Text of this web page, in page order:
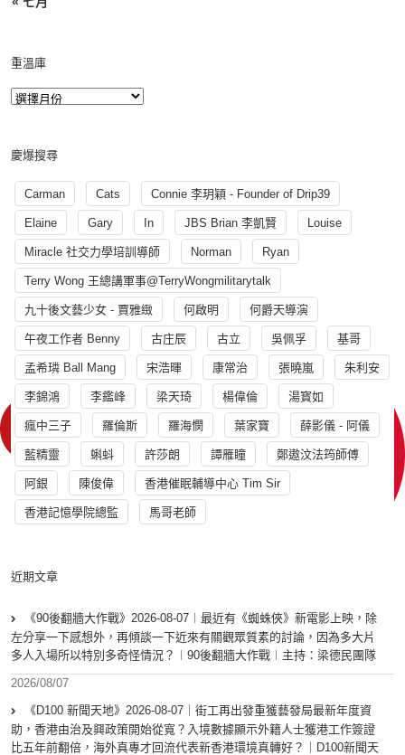
重溫庫
慶爆搜尋
Carman Cats Connie 李玥穎 - Founder of Drip39
Elaine Gary In JBS Brian 李凱賢 Louise
Miracle 社交力學培訓導師 Norman Ryan
Terry Wong 王總講軍事@TerryWongmilitarytalk
九十後文藝少女 - 賈雅緻 何啟明 何爵天導演
午夜工作者 Benny 古庄辰 古立 吳佩孚 基哥
孟希璘 Ball Mang 宋浩暉 康常治 張曉嵐 朱利安
李錦鴻 李鑑峰 梁天琦 楊偉倫 湯寳如
瘋中三子 羅倫斯 羅海憫 葉家寶 薛影儀 - 阿儀
藍精靈 蝌蚪 許莎朗 譚雁瞳 鄭遨汶法筠師傅
阿銀 陳俊偉 香港催眠輔導中心 Tim Sir
香港記憶學院總監 馬哥老師
近期文章
《90後翻牆大作戰》2026-08-07︱最近有《蜘蛛俠》新電影上映，除
左分享一下感想外，再傾談一下近來有關觀眾質素的討論，因為多大片
多人入場所以特別多奇怪情況？︱90後翻牆大作戰︱主持：梁德民團隊
2026/08/07
《D100 新聞天地》2026-08-07｜街工再出發重獲藝發局最新年度資
助，香港由治及興政策開始從寬？入境數據顯示外籍人士獲港工作簽證
比五年前翻倍，海外真專才回流代表新香港環境真轉好？｜D100新聞天